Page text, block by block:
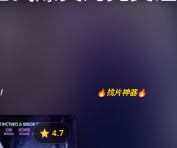
🔥找片神器🔥
⭐️ 4.7